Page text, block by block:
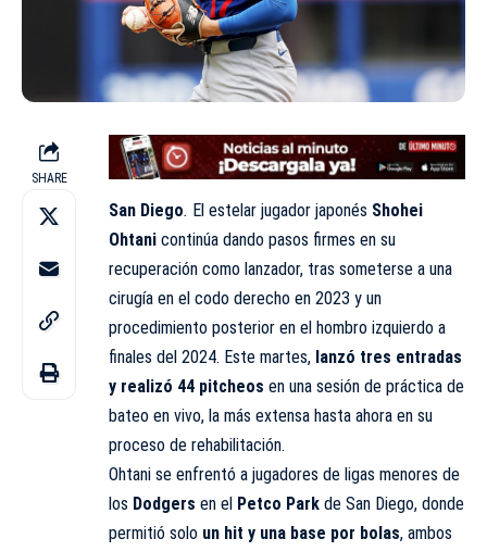
SHARE
San Diego. El estelar jugador japonés Shohei
Ohtani continúa dando pasos firmes en su
recuperación como lanzador, tras someterse a una
cirugía en el codo derecho en 2023 y un
procedimiento posterior en el hombro izquierdo a
finales del 2024. Este martes, lanzó tres entradas
y realizó 44 pitcheos en una sesión de práctica de
bateo en vivo, la más extensa hasta ahora en su
proceso de rehabilitación.
Ohtani se enfrentó a jugadores de ligas menores de
los Dodgers en el Petco Park de San Diego, donde
permitió solo un hit y una base por bolas, ambos